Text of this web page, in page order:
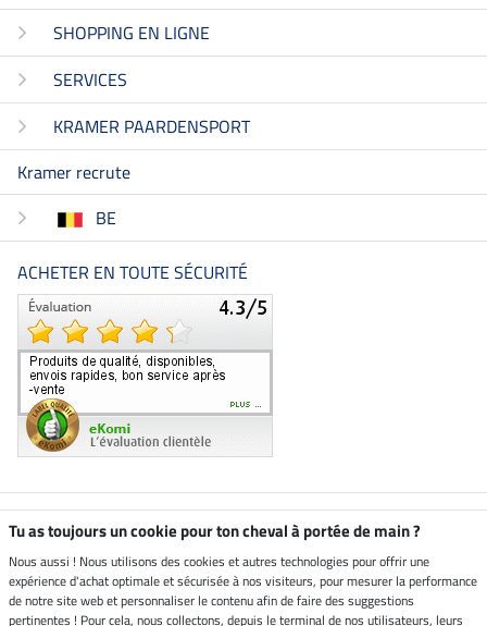
SHOPPING EN LIGNE
SERVICES
KRAMER PAARDENSPORT
Kramer recrute
BE
ACHETER EN TOUTE SÉCURITÉ
Boutique climatiquement
Livraison par
Tu as toujours un cookie pour ton cheval à portée de main ?
Nous aussi ! Nous utilisons des cookies et autres technologies pour offrir une
expérience d'achat optimale et sécurisée à nos visiteurs, pour mesurer la performance
de notre site web et personnaliser le contenu afin de faire des suggestions
pertinentes ! Pour cela, nous collectons, depuis le terminal de nos utilisateurs, leurs